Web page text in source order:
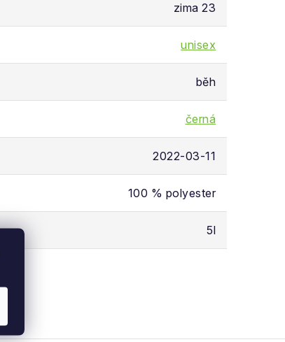
zima 23
unisex
běh
černá
2022-03-11
100 % polyester
5l